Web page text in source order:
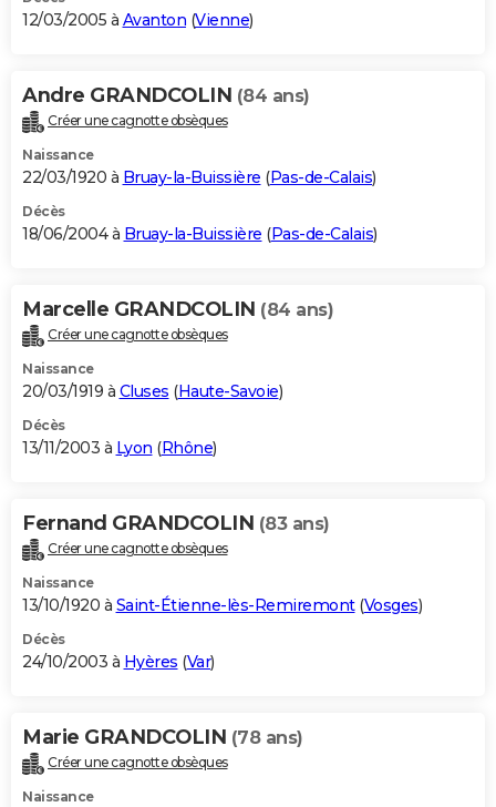
12/03/2005 à Avanton (Vienne)
Andre GRANDCOLIN (84 ans)
Créer une cagnotte obsèques
Naissance
22/03/1920 à Bruay-la-Buissière (Pas-de-Calais)
Décès
18/06/2004 à Bruay-la-Buissière (Pas-de-Calais)
Marcelle GRANDCOLIN (84 ans)
Créer une cagnotte obsèques
Naissance
20/03/1919 à Cluses (Haute-Savoie)
Décès
13/11/2003 à Lyon (Rhône)
Fernand GRANDCOLIN (83 ans)
Créer une cagnotte obsèques
Naissance
13/10/1920 à Saint-Étienne-lès-Remiremont(Vosges)
Décès
24/10/2003 à Hyères (Var)
Marie GRANDCOLIN (78 ans)
Créer une cagnotte obsèques
Naissance